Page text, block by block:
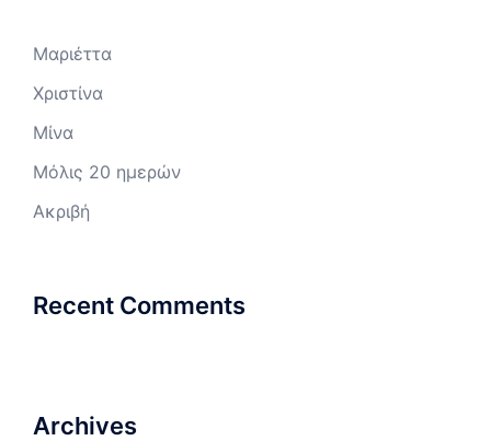
Μαριέττα
Χριστίνα
Μίνα
Μόλις 20 ημερών
Ακριβή
Recent Comments
Archives